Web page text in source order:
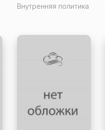
Внутренняя политика